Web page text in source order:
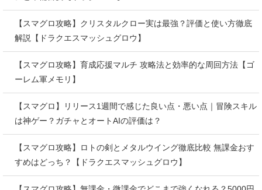
【スマグロ攻略】クリスタルクロー実は最強？評価と使い方徹底
解説【ドラクエスマッシュグロウ】
【スマグロ攻略】育成応援マルチ 攻略法と効率的な周回方法【ゴ
ーレム軍メモリ】
【スマグロ】リリース1週間で感じた良い点・悪い点｜冒険スキル
は神ゲー？ガチャとオートAIの評価は？
【スマグロ攻略】ロトの剣とメタルウイング徹底比較 無課金おす
すめはどっち？【ドラクエスマッシュグロウ】